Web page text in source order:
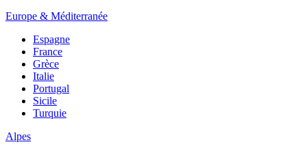
Europe & Méditerranée
Espagne
France
Grèce
Italie
Portugal
Sicile
Turquie
Alpes